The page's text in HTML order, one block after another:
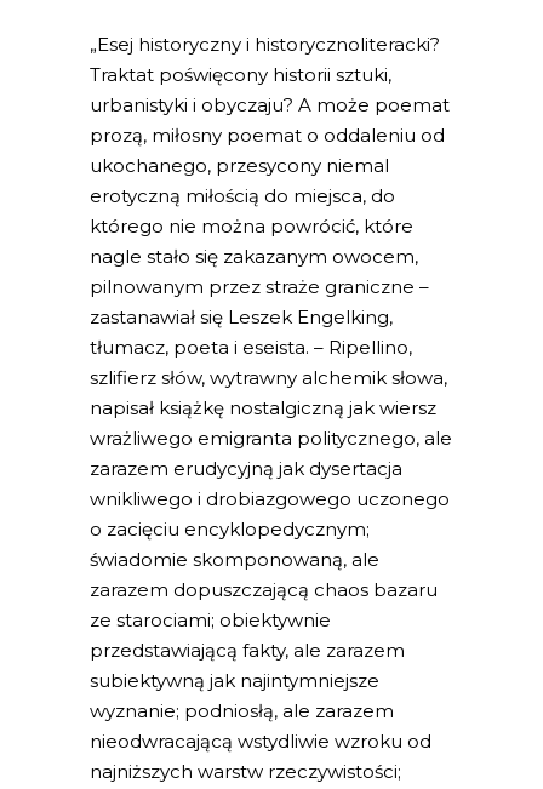
„Esej historyczny i historycznoliteracki?
Traktat poświęcony historii sztuki,
urbanistyki i obyczaju? A może poemat
prozą, miłosny poemat o oddaleniu od
ukochanego, przesycony niemal
erotyczną miłością do miejsca, do
którego nie można powrócić, które
nagle stało się zakazanym owocem,
pilnowanym przez straże graniczne –
zastanawiał się Leszek Engelking,
tłumacz, poeta i eseista. – Ripellino,
szlifierz słów, wytrawny alchemik słowa,
napisał książkę nostalgiczną jak wiersz
wrażliwego emigranta politycznego, ale
zarazem erudycyjną jak dysertacja
wnikliwego i drobiazgowego uczonego
o zacięciu encyklopedycznym;
świadomie skomponowaną, ale
zarazem dopuszczającą chaos bazaru
ze starociami; obiektywnie
przedstawiającą fakty, ale zarazem
subiektywną jak najintymniejsze
wyznanie; podniosłą, ale zarazem
nieodwracającą wstydliwie wzroku od
najniższych warstw rzeczywistości;